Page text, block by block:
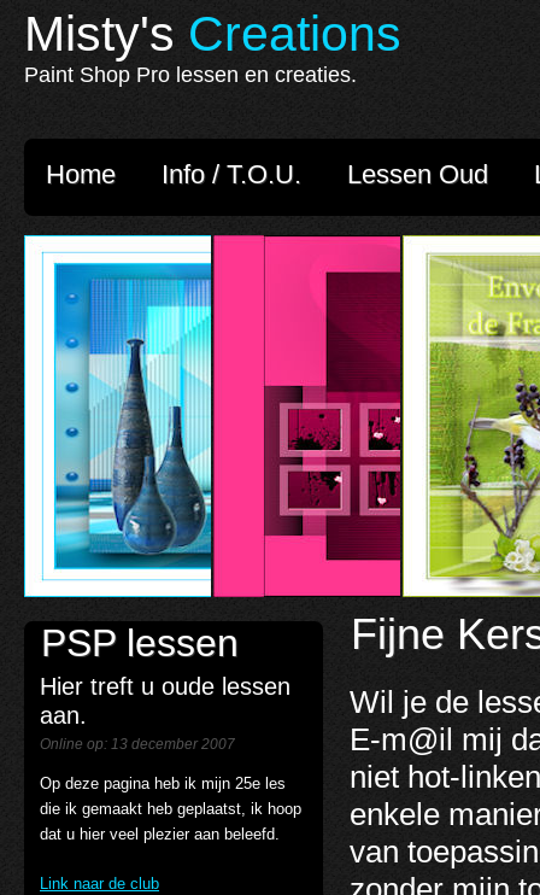
Misty's Creations
Paint Shop Pro lessen en creaties.
Home Info / T.O.U. Lessen Oud
PSP lessen
Hier treft u oude lessen
aan.
Online op: 13 december 2007
Op deze pagina heb ik mijn 25e les
die ik gemaakt heb geplaatst, ik hoop
dat u hier veel plezier aan beleefd.
Link naar de club
Fijne
Wil je de
E-m@il mij
niet hot-
enkele
van